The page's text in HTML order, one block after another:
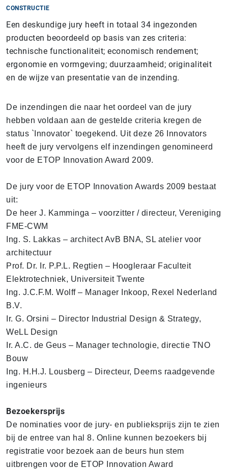
CONSTRUCTIE
Een deskundige jury heeft in totaal 34 ingezonden
producten beoordeeld op basis van zes criteria:
technische functionaliteit; economisch rendement;
ergonomie en vormgeving; duurzaamheid; originaliteit
en de wijze van presentatie van de inzending.
De inzendingen die naar het oordeel van de jury
hebben voldaan aan de gestelde criteria kregen de
status `Innovator` toegekend. Uit deze 26 Innovators
heeft de jury vervolgens elf inzendingen genomineerd
voor de ETOP Innovation Award 2009.
De jury voor de ETOP Innovation Awards 2009 bestaat
uit:
De heer J. Kamminga – voorzitter / directeur, Vereniging
FME-CWM
Ing. S. Lakkas – architect AvB BNA, SL atelier voor
architectuur
Prof. Dr. Ir. P.P.L. Regtien – Hoogleraar Faculteit
Elektrotechniek, Universiteit Twente
Ing. J.C.F.M. Wolff – Manager Inkoop, Rexel Nederland
B.V.
Ir. G. Orsini – Director Industrial Design & Strategy,
WeLL Design
Ir. A.C. de Geus – Manager technologie, directie TNO
Bouw
Ing. H.H.J. Lousberg – Directeur, Deerns raadgevende
ingenieurs
Bezoekersprijs
De nominaties voor de jury- en publieksprijs zijn te zien
bij de entree van hal 8. Online kunnen bezoekers bij
registratie voor bezoek aan de beurs hun stem
uitbrengen voor de ETOP Innovation Award